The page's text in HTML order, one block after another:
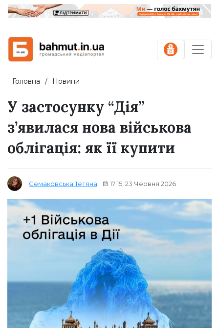
Головна Новини
У застосунку “Дія”
з’явилася нова військова
облігація: як її купити
Семаковська Тетяна 17:15, 23 Червня 2026